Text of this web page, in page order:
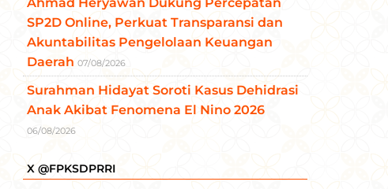
SP2D Online, Perkuat Transparansi dan
Akuntabilitas Pengelolaan Keuangan
Daerah 07/08/2026
Surahman Hidayat Soroti Kasus Dehidrasi
Anak Akibat Fenomena El Nino 2026
06/08/2026
X @FPKSDPRRI